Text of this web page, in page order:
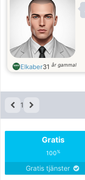
Elkaber31 år gammal
1
Gratis
100%
Gratis tjänster